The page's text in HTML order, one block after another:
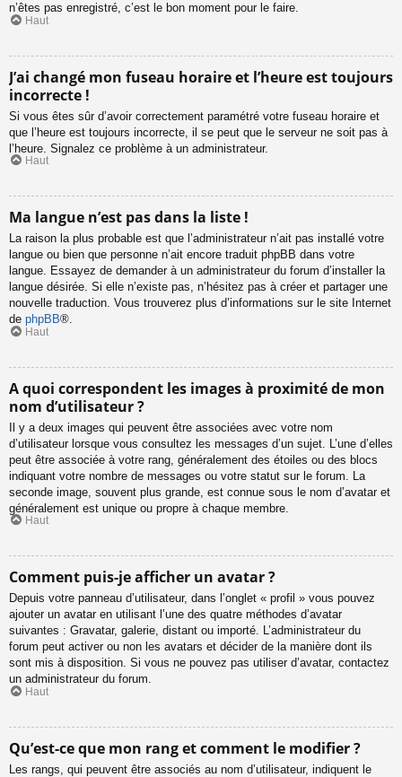
n’êtes pas enregistré, c’est le bon moment pour le faire.
Haut
J’ai changé mon fuseau horaire et l’heure est toujours
incorrecte !
Si vous êtes sûr d’avoir correctement paramétré votre fuseau horaire et
que l’heure est toujours incorrecte, il se peut que le serveur ne soit pas à
l’heure. Signalez ce problème à un administrateur.
Haut
Ma langue n’est pas dans la liste !
La raison la plus probable est que l’administrateur n’ait pas installé votre
langue ou bien que personne n’ait encore traduit phpBB dans votre
langue. Essayez de demander à un administrateur du forum d’installer la
langue désirée. Si elle n’existe pas, n’hésitez pas à créer et partager une
nouvelle traduction. Vous trouverez plus d’informations sur le site Internet
de phpBB®.
Haut
A quoi correspondent les images à proximité de mon
nom d’utilisateur ?
Il y a deux images qui peuvent être associées avec votre nom
d’utilisateur lorsque vous consultez les messages d’un sujet. L’une d’elles
peut être associée à votre rang, généralement des étoiles ou des blocs
indiquant votre nombre de messages ou votre statut sur le forum. La
seconde image, souvent plus grande, est connue sous le nom d’avatar et
généralement est unique ou propre à chaque membre.
Haut
Comment puis-je afficher un avatar ?
Depuis votre panneau d’utilisateur, dans l’onglet « profil » vous pouvez
ajouter un avatar en utilisant l’une des quatre méthodes d’avatar
suivantes : Gravatar, galerie, distant ou importé. L’administrateur du
forum peut activer ou non les avatars et décider de la manière dont ils
sont mis à disposition. Si vous ne pouvez pas utiliser d’avatar, contactez
un administrateur du forum.
Haut
Qu’est-ce que mon rang et comment le modifier ?
Les rangs, qui peuvent être associés au nom d’utilisateur, indiquent le